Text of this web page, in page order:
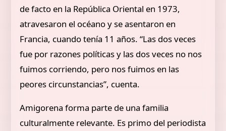
de facto en la República Oriental en 1973,
atravesaron el océano y se asentaron en
Francia, cuando tenía 11 años. “Las dos veces
fue por razones políticas y las dos veces no nos
fuimos corriendo, pero nos fuimos en las
peores circunstancias”, cuenta.
Amigorena forma parte de una familia
culturalmente relevante. Es primo del periodista